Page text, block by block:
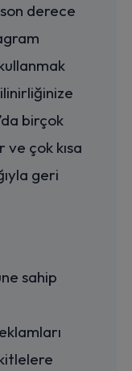
derece
birçok
ve çok kısa
geri
sahip